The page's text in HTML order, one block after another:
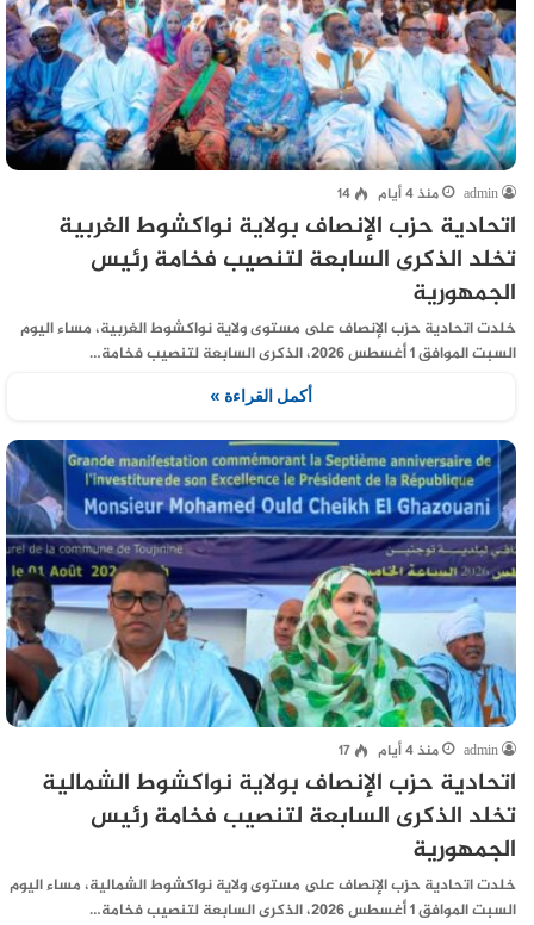
admin منذ 4 أيام 14
اتحادية حزب الإنصاف بولاية نواكشوط الغربية
تخلد الذكرى السابعة لتنصيب فخامة رئيس
الجمهورية
خلدت اتحادية حزب الإنصاف على مستوى ولاية نواكشوط الغربية، مساء اليوم
السبت الموافق 1 أغسطس 2026، الذكرى السابعة لتنصيب فخامة…
أكمل القراءة »
admin منذ 4 أيام 17
اتحادية حزب الإنصاف بولاية نواكشوط الشمالية
تخلد الذكرى السابعة لتنصيب فخامة رئيس
الجمهورية
خلدت اتحادية حزب الإنصاف على مستوى ولاية نواكشوط الشمالية، مساء اليوم
السبت الموافق 1 أغسطس 2026، الذكرى السابعة لتنصيب فخامة…